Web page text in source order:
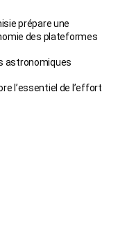
prépare une
des plateformes
astronomiques
l’essentiel de l’effort